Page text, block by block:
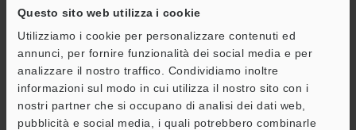
Questo sito web utilizza i cookie
Utilizziamo i cookie per personalizzare contenuti ed
annunci, per fornire funzionalità dei social media e per
analizzare il nostro traffico. Condividiamo inoltre
informazioni sul modo in cui utilizza il nostro sito con i
nostri partner che si occupano di analisi dei dati web,
pubblicità e social media, i quali potrebbero combinarle
Indirizzo e-mail (obbligatorio)
Download